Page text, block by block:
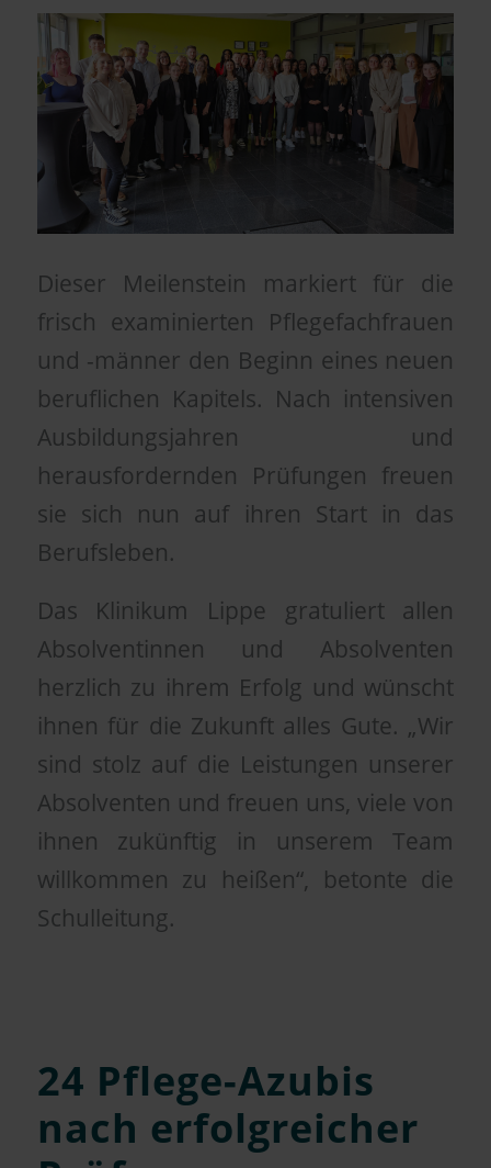
Dieser Meilenstein markiert für die
frisch examinierten Pflegefachfrauen
und -männer den Beginn eines neuen
beruflichen Kapitels. Nach intensiven
Ausbildungsjahren und
herausfordernden Prüfungen freuen
sie sich nun auf ihren Start in das
Berufsleben.
Das Klinikum Lippe gratuliert allen
Absolventinnen und Absolventen
herzlich zu ihrem Erfolg und wünscht
ihnen für die Zukunft alles Gute. „Wir
sind stolz auf die Leistungen unserer
Absolventen und freuen uns, viele von
ihnen zukünftig in unserem Team
willkommen zu heißen“, betonte die
Schulleitung.
24 Pflege-Azubis
nach erfolgreicher